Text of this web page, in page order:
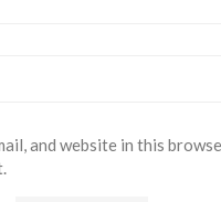
and website in this